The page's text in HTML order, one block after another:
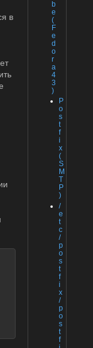
b
e
(
F
e
d
o
r
a
4
3
)
P
o
s
t
f
i
x
(
S
M
T
P
)
/
e
t
c
/
p
o
s
t
f
i
x
/
p
o
s
t
f
в